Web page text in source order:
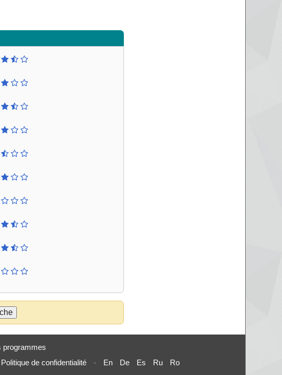
programmes
Politique de confidentialité - En De Es Ru Ro